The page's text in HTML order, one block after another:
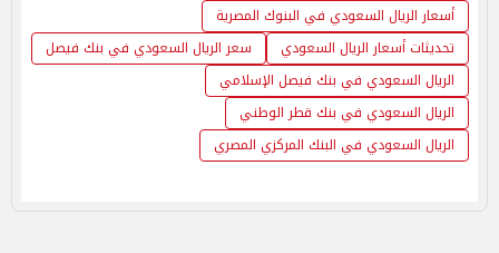
أسعار الريال السعودي في البنوك المصرية
تحديثات أسعار الريال السعودي
سعر الريال السعودي في بنك فيصل
الريال السعودي في بنك فيصل الإسلامي
الريال السعودي في بنك قطر الوطني
الريال السعودي في البنك المركزي المصري